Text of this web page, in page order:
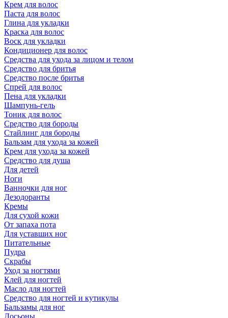
Крем для волос
Паста для волос
Глина для укладки
Краска для волос
Воск для укладки
Кондиционер для волос
Средства для ухода за лицом и телом
Средство для бритья
Средство после бритья
Спрей для волос
Пена для укладки
Шампунь-гель
Тоник для волос
Средство для бороды
Стайлинг для бороды
Бальзам для ухода за кожей
Крем для ухода за кожей
Средство для душа
Для детей
Ноги
Ванночки для ног
Дезодоранты
Кремы
Для сухой кожи
От запаха пота
Для уставших ног
Питательные
Пудра
Скрабы
Уход за ногтями
Клей для ногтей
Масло для ногтей
Средство для ногтей и кутикулы
Бальзамы для ног
Лосьоны